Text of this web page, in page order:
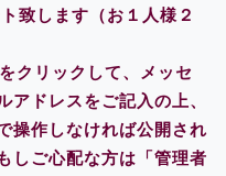
致します（お１人様２
クリックして、メッセ
アドレスをご記入の上、
操作しなければ公開され
しご心配な方は「管理者